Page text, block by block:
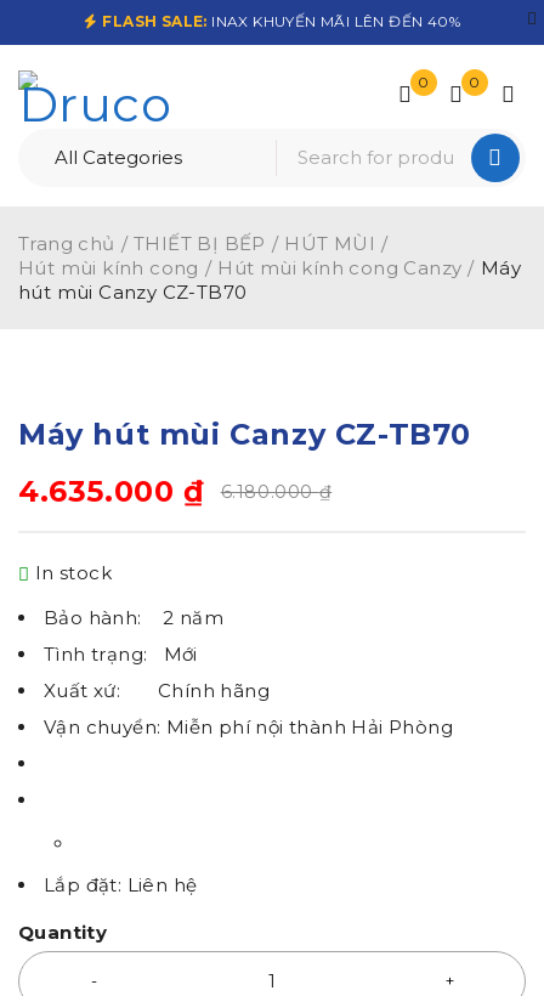
FLASH SALE: INAX KHUYẾN MÃI LÊN ĐẾN 40%
0 0
Trang chủ / THIẾT BỊ BẾP / HÚT MÙI /
Hút mùi kính cong / Hút mùi kính cong Canzy / Máy
hút mùi Canzy CZ-TB70
Máy hút mùi Canzy CZ-TB70
6.180.000₫
4.635.000 ₫
In stock
Bảo hành: 2 năm
Tình trạng: Mới
Xuất xứ: Chính hãng
Vận chuyển: Miễn phí nội thành Hải Phòng
Lắp đặt: Liên hệ
Quantity